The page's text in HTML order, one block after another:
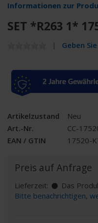
Informationen zur
SET *R263 1*
Geben
Artikelzustand
Neu
Art.-Nr.
CC-
EAN / GTIN
17520-
Preis auf Anfrage
Lieferzeit:
Das
Bitte benachrichtigen,